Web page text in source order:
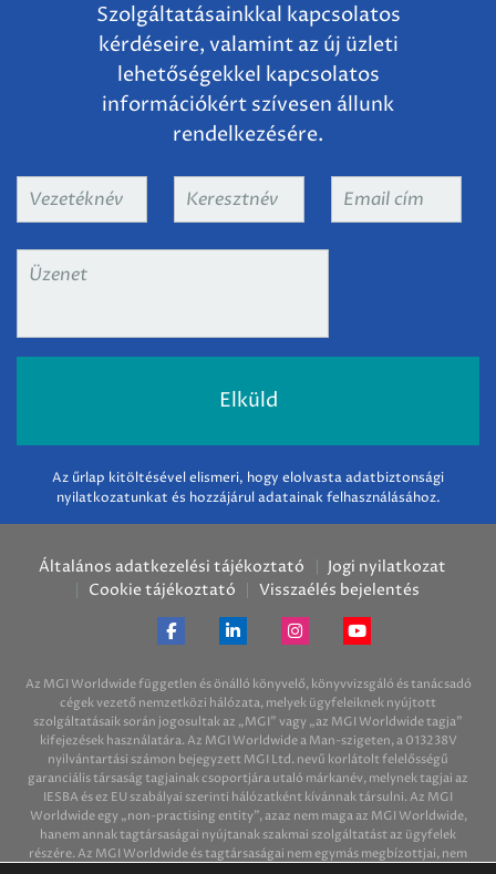
Szolgáltatásainkkal kapcsolatos
kérdéseire, valamint az új üzleti
lehetőségekkel kapcsolatos
információkért szívesen állunk
rendelkezésére.
Vezetéknév Keresztnév
Email
Üzenet
Az űrlap kitöltésével elismeri, hogy elolvasta adatbiztonsági
nyilatkozatunkat és hozzájárul adatainak felhasználásához.
Általános adatkezelési tájékoztató
Jogi nyilatkozat
Cookie tájékoztató
Visszaélés bejelentés
Az MGI Worldwide független és önálló könyvelő, könyvvizsgáló és tanácsadó
cégek vezető nemzetközi hálózata, melyek ügyfeleiknek nyújtott
szolgáltatásaik során jogosultak az „MGI” vagy „az MGI Worldwide tagja”
kifejezések használatára. Az MGI Worldwide a Man-szigeten, a 013238V
nyilvántartási számon bejegyzett MGI Ltd. nevű korlátolt felelősségű
garanciális társaság tagjainak csoportjára utaló márkanév, melynek tagjai az
IESBA és ez EU szabályai szerinti hálózatként kívánnak társulni. Az MGI
Worldwide egy „non-practising entity”, azaz nem maga az MGI Worldwide,
hanem annak tagtársaságai nyújtanak szakmai szolgáltatást az ügyfelek
részére. Az MGI Worldwide és tagtársaságai nem egymás megbízottjai, nem